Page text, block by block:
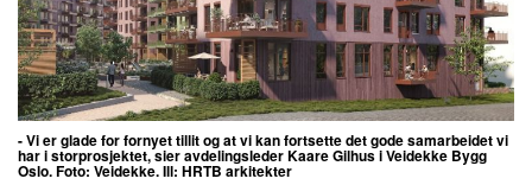
- Vi er glade for fornyet tillit og at vi kan fortsette det gode samarbeidet vi
har i storprosjektet, sier avdelingsleder Kaare Gilhus i Veidekke Bygg
Oslo. Foto: Veidekke. Ill: HRTB arkitekter